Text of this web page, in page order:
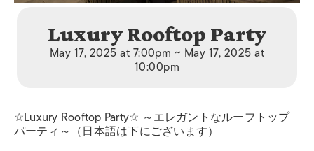
Luxury Rooftop Party
May 17, 2025 at 7:00pm ~ May 17, 2025 at
10:00pm
☆Luxury Rooftop Party☆ ～エレガントなルーフトップ
パーティ～（日本語は下にございます）